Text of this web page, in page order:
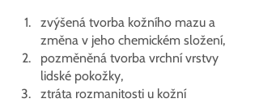
zvýšená tvorba kožního mazu a
změna v jeho chemickém složení,
pozměněná tvorba vrchní vrstvy
lidské pokožky,
ztráta rozmanitosti u kožní